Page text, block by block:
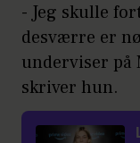
- Jeg skulle
desværre er
underviser på
skriver hun.